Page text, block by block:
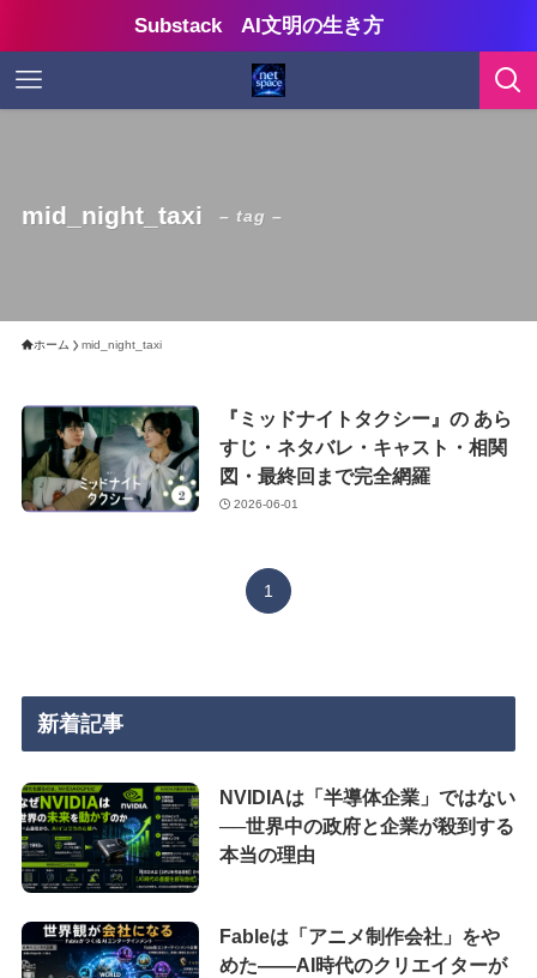
Substack AI文明の生き方
mid_night_taxi – tag –
ホーム mid_night_taxi
『ミッドナイトタクシー』の あら
すじ・ネタバレ・キャスト・相関
図・最終回まで完全網羅
2026-06-01
1
新着記事
NVIDIAは「半導体企業」ではない
──世界中の政府と企業が殺到する
本当の理由
Fableは「アニメ制作会社」をや
めた――AI時代のクリエイターが